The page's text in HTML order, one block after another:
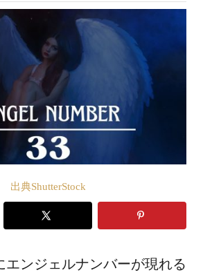
出典ShutterStock
エンジェルナンバーが現れる